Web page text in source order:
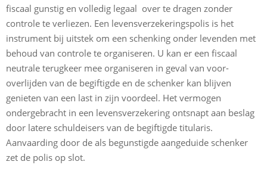
fiscaal gunstig en volledig legaal over te dragen zonder
controle te verliezen. Een levensverzekeringspolis is het
instrument bij uitstek om een schenking onder levenden met
behoud van controle te organiseren. U kan er een fiscaal
neutrale terugkeer mee organiseren in geval van voor-
overlijden van de begiftigde en de schenker kan blijven
genieten van een last in zijn voordeel. Het vermogen
ondergebracht in een levensverzekering ontsnapt aan beslag
door latere schuldeisers van de begiftigde titularis.
Aanvaarding door de als begunstigde aangeduide schenker
zet de polis op slot.